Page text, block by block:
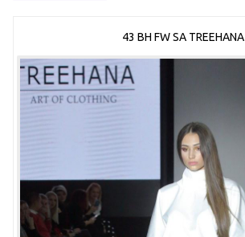
43 BH FW SA TREEHANA